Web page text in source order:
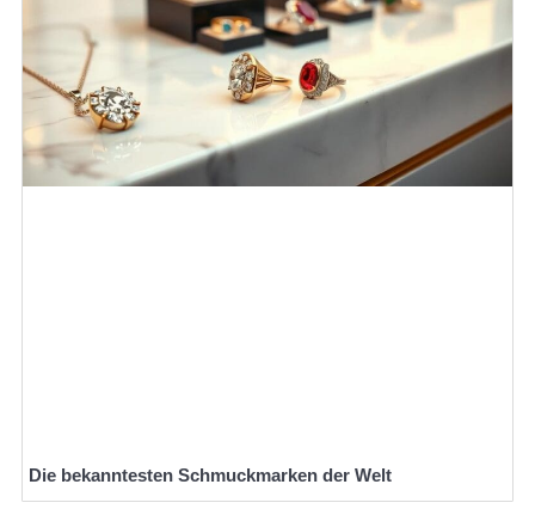
Die bekanntesten Schmuckmarken der Welt